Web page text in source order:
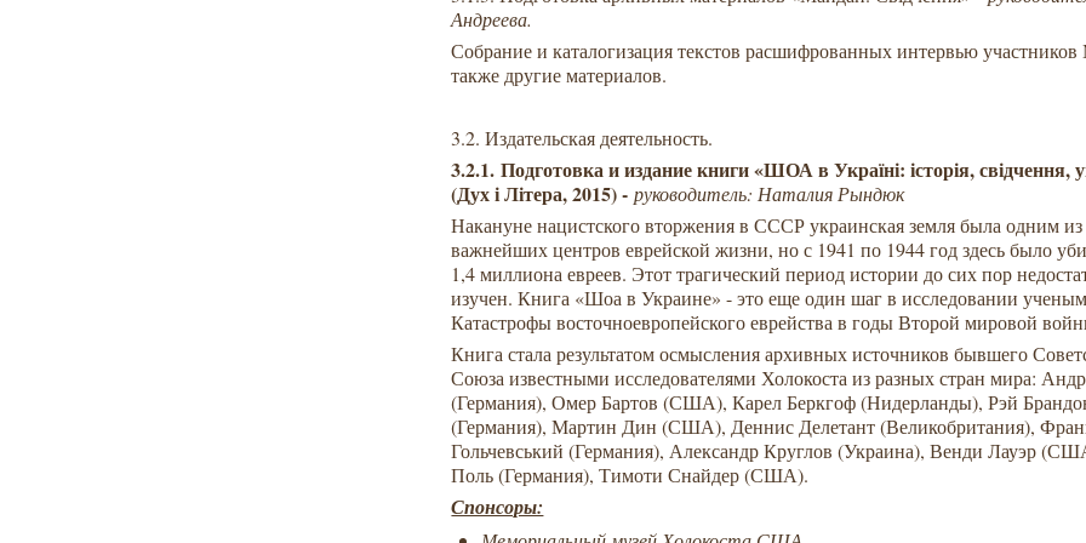
Андреева.
Собрание и каталогизация текстов расшифрованных интервью
также другие материалов.
3.2. Издательская деятельность.
3.2.1. Подготовка и издание книги «ШОА в Україні: історія, свідчення,
(Дух і Літера, 2015) -руководитель: Наталия Рындюк
Накануне нацистского вторжения в СССР украинская земля была одним из
важнейших центров еврейской жизни, но с 1941 по 1944 год здесь было
1,4 миллиона евреев. Этот трагический период истории до сих пор
изучен. Книга «Шоа в Украине» - это еще один шаг в исследовании
Катастрофы восточноевропейского еврейства в годы Второй мировой
Книга стала результатом осмысления архивных источников бывшего
Союза известными исследователями Холокоста из разных стран мира:
(Германия), Омер Бартов (США), Карел Беркгоф (Нидерланды), Рэй
(Германия), Мартин Дин (США), Деннис Делетант (Великобритания),
Гольчевський (Германия), Александр Круглов (Украина), Венди Лауэр
Поль (Германия), Тимоти Снайдер (США).
Спонсоры: